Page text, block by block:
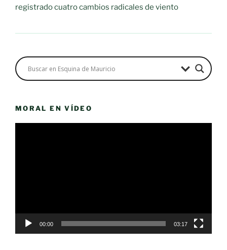
registrado cuatro cambios radicales de viento
MORAL EN VÍDEO
00:00 03:17